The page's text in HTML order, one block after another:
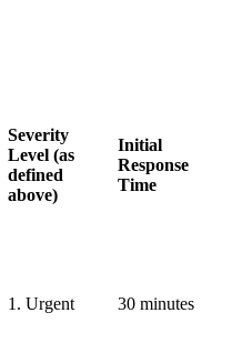
Severity
Level (as
defined
above)
Initial
Response
Time
1. Urgent 30 minutes